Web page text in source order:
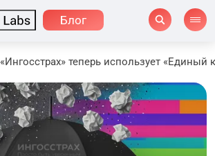
Блог
«Ингосстрах» теперь использует «Единый